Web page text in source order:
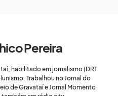
Pereira
habilitado em jornalismo (DRT
Trabalhou no Jornal do
de Gravataí e Jornal Momento